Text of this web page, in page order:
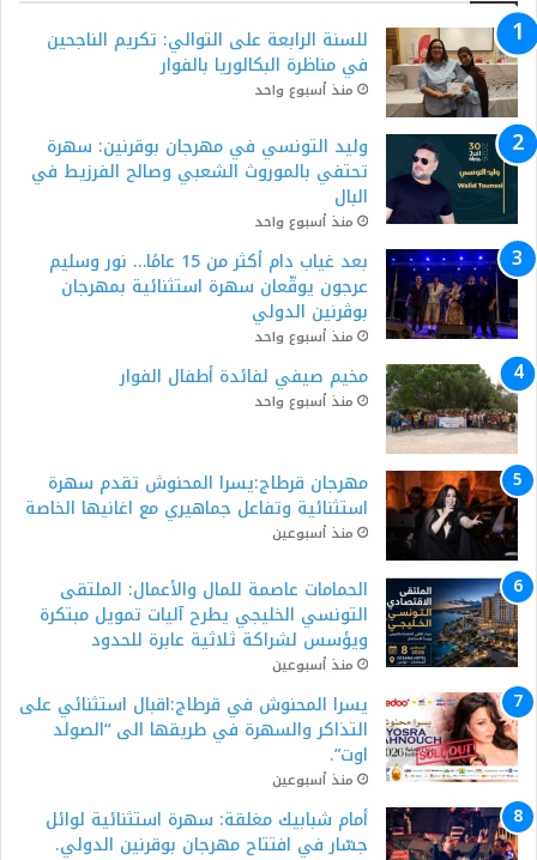
للسنة الرابعة على التوالي: تكريم الناجحين
في مناظرة البكالوريا بالفوار
منذ أسبوع واحد
وليد التونسي في مهرجان بوقرنين: سهرة
تحتفي بالموروث الشعبي وصالح الفرزيط في
البال
منذ أسبوع واحد
بعد غياب دام أكثر من 15 عامًا… نور وسليم
عرجون يوقّعان سهرة استثنائية بمهرجان
بوڨرنين الدولي
منذ أسبوع واحد
مخيم صيفي لفائدة أطفال الفوار
منذ أسبوع واحد
مهرجان قرطاج:يسرا المحنوش تقدم سهرة
استثنائية وتفاعل جماهيري مع اغانيها الخاصة
منذ أسبوعين
الحمامات عاصمة للمال والأعمال: الملتقى
التونسي الخليجي يطرح آليات تمويل مبتكرة
ويؤسس لشراكة ثلاثية عابرة للحدود
منذ أسبوعين
يسرا المحنوش في قرطاج:اقبال استثنائي على
التذاكر والسهرة في طريقها الى “الصولد
اوت”.
منذ أسبوعين
أمام شبابيك مغلقة: سهرة استثنائية لوائل
جسّار في افتتاح مهرجان بوقرنين الدولي.